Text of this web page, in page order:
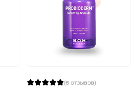
(6 отзывов)